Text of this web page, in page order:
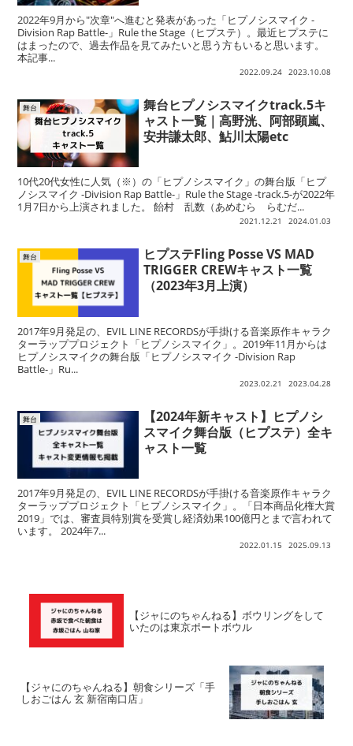
2022年9月から"次章"へ進むと発表があった「ヒプノシスマイク -
Division Rap Battle-」Rule the Stage（ヒプステ）。最近ヒプステに
はまったので、過去作品を見てみたいと思う方もいると思います。
本記事...
2022.09.24 2023.10.08
舞台
舞台ヒプノシスマイクtrack.5キ
ャスト一覧｜高野洸、阿部顕嵐、
安井謙太郎、鮎川太陽etc
10代20代女性に人気（※）の「ヒプノシスマイク」の舞台版「ヒプ
ノシスマイク -Division Rap Battle-」Rule the Stage -track.5-が2022年
1月7日から上演されました。 飴村 乱数（あめむら らむだ...
2021.12.21 2024.01.03
舞台
ヒプステFling Posse VS MAD
TRIGGER CREWキャスト一覧
（2023年3月上演）
2017年9月発足の、EVIL LINE RECORDSが手掛ける音楽原作キャラク
ターラッププロジェクト「ヒプノシスマイク」。2019年11月からは
ヒプノシスマイクの舞台版「ヒプノシスマイク -Division Rap
Battle-」Ru...
2023.02.21 2023.04.28
舞台
【2024年新キャスト】ヒプノシ
スマイク舞台版（ヒプステ）全キ
ャスト一覧
2017年9月発足の、EVIL LINE RECORDSが手掛ける音楽原作キャラク
ターラッププロジェクト「ヒプノシスマイク」。「日本商品化権大賞
2019」では、審査員特別賞を受賞し経済効果100億円とまで言われて
います。 2024年7...
2022.01.15 2025.09.13
【ジャにのちゃんねる】ボウリングをして
いたのは東京ポートボウル
【ジャにのちゃんねる】朝食シリーズ「手
しおごはん 玄 新宿南口店」